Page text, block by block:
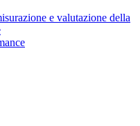
e valutazione della